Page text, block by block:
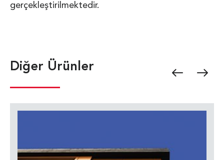
gerçekleştirilmektedir.
Diğer Ürünler